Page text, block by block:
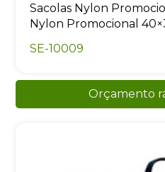
Sacolas Nylon
Nylon Promocional
SE-10009
Orçamento